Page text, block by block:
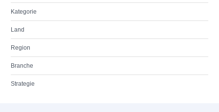
Kategorie
Land
Region
Branche
Strategie